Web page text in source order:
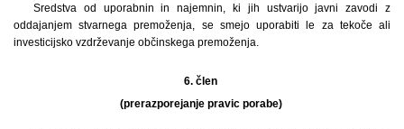
Sredstva od uporabnin in najemnin, ki jih ustvarijo javni zavodi z
oddajanjem stvarnega premoženja, se smejo uporabiti le za tekoče ali
investicijsko vzdrževanje občinskega premoženja.
6. člen
(prerazporejanje pravic porabe)